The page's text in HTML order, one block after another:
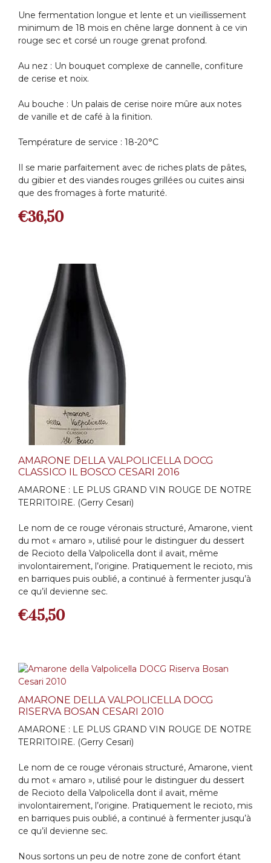
Une fermentation longue et lente et un vieillissement
minimum de 18 mois en chêne large donnent à ce vin
rouge sec et corsé un rouge grenat profond.
Au nez : Un bouquet complexe de cannelle, confiture
de cerise et noix.
Au bouche : Un palais de cerise noire mûre aux notes
de vanille et de café à la finition.
Température de service : 18-20°C
Il se marie parfaitement avec de riches plats de pâtes,
du gibier et des viandes rouges grillées ou cuites ainsi
que des fromages à forte maturité.
€36,50
AMARONE DELLA VALPOLICELLA DOCG
CLASSICO IL BOSCO CESARI 2016
AMARONE : LE PLUS GRAND VIN ROUGE DE NOTRE
TERRITOIRE. (Gerry Cesari)
Le nom de ce rouge véronais structuré, Amarone, vient
du mot « amaro », utilisé pour le distinguer du dessert
de Recioto della Valpolicella dont il avait, même
involontairement, l’origine. Pratiquement le recioto, mis
en barriques puis oublié, a continué à fermenter jusqu’à
ce qu’il devienne sec.
€45,50
AMARONE DELLA VALPOLICELLA DOCG
RISERVA BOSAN CESARI 2010
AMARONE : LE PLUS GRAND VIN ROUGE DE NOTRE
TERRITOIRE. (Gerry Cesari)
Le nom de ce rouge véronais structuré, Amarone, vient
du mot « amaro », utilisé pour le distinguer du dessert
de Recioto della Valpolicella dont il avait, même
involontairement, l’origine. Pratiquement le recioto, mis
en barriques puis oublié, a continué à fermenter jusqu’à
ce qu’il devienne sec.
Nous sortons un peu de notre zone de confort étant